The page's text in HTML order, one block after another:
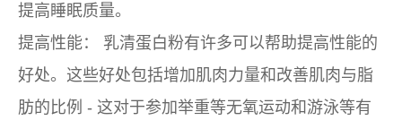
提高睡眠质量。
提高性能：
乳清蛋白粉有许多可以帮助提高性能的
好处。这些好处包括增加肌肉力量和改善肌肉与脂
肪的比例 - 这对于参加举重等无氧运动和游泳等有